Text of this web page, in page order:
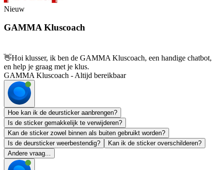
Nieuw
GAMMA Kluscoach
👋Hoi klusser, ik ben de GAMMA Kluscoach, een handige chatbot,
en help je graag met je klus.
GAMMA Kluscoach - Altijd bereikbaar
Hoe kan ik de deursticker aanbrengen?
Is de sticker gemakkelijk te verwijderen?
Kan de sticker zowel binnen als buiten gebruikt worden?
Is de deursticker weerbestendig?
Kan ik de sticker overschilderen?
Andere vraag...